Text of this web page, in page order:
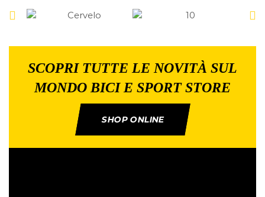
SCOPRI TUTTE LE NOVITÀ SUL
MONDO BICI E SPORT STORE
SHOP ONLINE